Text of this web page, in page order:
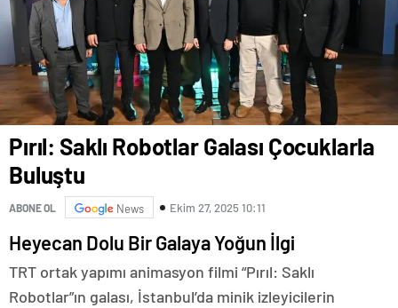
Pırıl: Saklı Robotlar Galası Çocuklarla
Buluştu
ABONE OL News Ekim 27, 2025 10:11
Heyecan Dolu Bir Galaya Yoğun İlgi
TRT ortak yapımı animasyon filmi “Pırıl: Saklı
Robotlar”ın galası, İstanbul’da minik izleyicilerin